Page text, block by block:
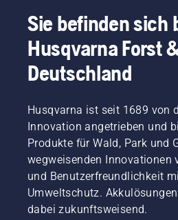
Sie befinden sich
Husqvarna Forst
Deutschland
Husqvarna ist seit 1689 von
Innovation angetrieben und
Produkte für Wald, Park und
wegweisenden Innovationen
und Benutzerfreundlichkeit
Umweltschutz.
dabei zukunftsweisend.